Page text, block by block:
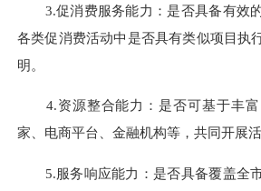
3.促消费服务能力：是否具备有效
各类促消费活动中是否具有类似项目执
明。
4.资源整合能力：是否可基于丰富
家、电商平台、金融机构等，共同开展活
5.服务响应能力：是否具备覆盖全